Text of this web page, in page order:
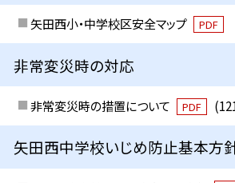
矢田西小・中学校区安全マップ PDF
非常変災時の対応
非常変災時の措置について PDF
矢田西中学校いじめ防止基本方